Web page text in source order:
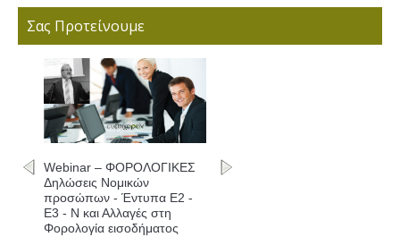
Σας Προτείνουμε
Webinar – ΦΟΡΟΛΟΓΙΚΕΣ
Δηλώσεις Νομικών
προσώπων - Έντυπα Ε2 -
Ε3 - Ν και Αλλαγές στη
Φορολογία εισοδήματος